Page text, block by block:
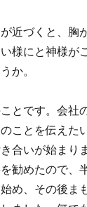
近づくと、胸
様にと神様が
か。
とです。会社
ことを伝えた
合いが始まり
勧めたので、
め、その後ま